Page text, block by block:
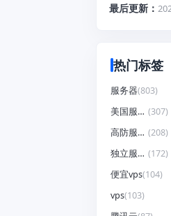
最后更新
热门标签
服务器(803)
美国服务器 (307)
高防服务器 (208)
独立服务器 (172)
便宜vps(104)
vps(103)